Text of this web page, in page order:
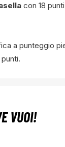
con 18
a punteggio